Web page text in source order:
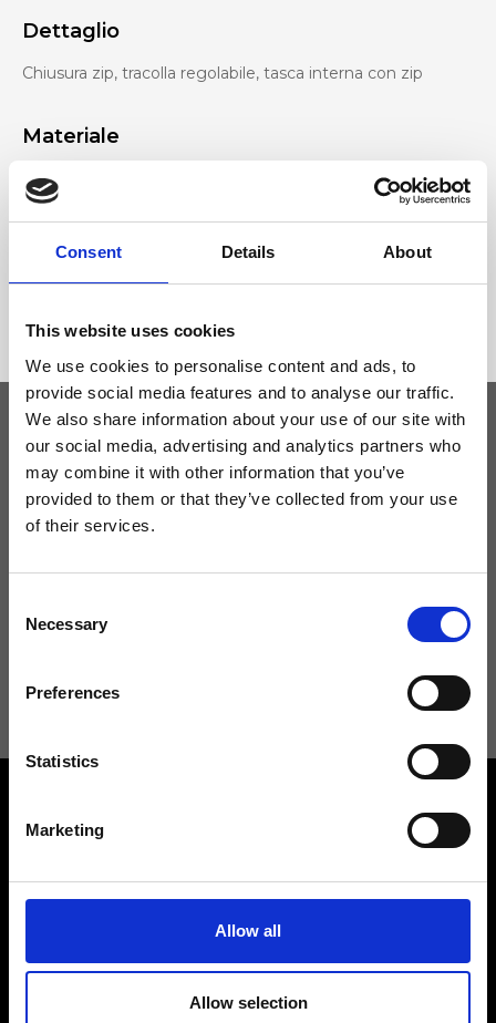
Consent Details About
This website uses cookies
We use cookies to personalise content and ads, to
provide social media features and to analyse our traffic.
We also share information about your use of our site with
our social media, advertising and analytics partners who
may combine it with other information that you’ve
provided to them or that they’ve collected from your use
of their services.
Selection
Necessary
Preferences
Statistics
Marketing
Allow all
Allow selection
Dettaglio
Chiusura zip, tracolla regolabile, tasca interna con zip
Materiale
Vera pelle effetto cervo, Accessori nichel
Dimensione
22 x 16 x 7cm (l x a x p)
Tieniti aggiornato
Non perdere le novità di Ripani, iscriviti alla newsletter!
Trova il tuo negozio Ripani
Contattaci
Rispondiamo a tutte le tue